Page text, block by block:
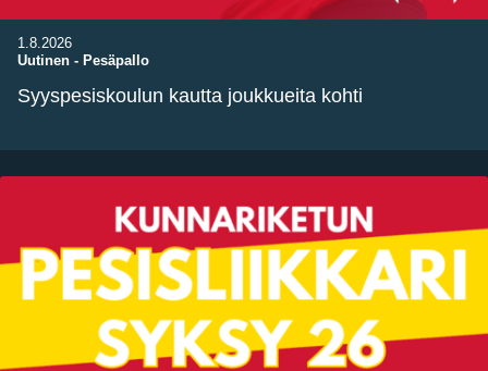
1.8.2026
Uutinen - Pesäpallo
Syyspesiskoulun kautta joukkueita kohti